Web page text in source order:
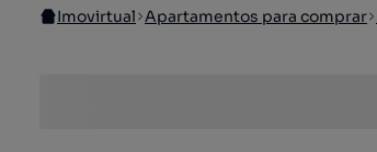
Imovirtual Apartamentos para comprar